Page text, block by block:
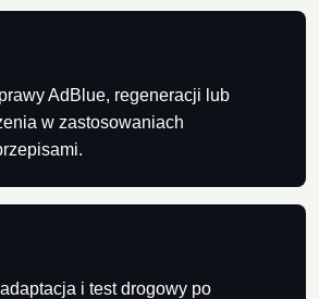
AdBlue, regeneracji lub
w zastosowaniach
i test drogowy po